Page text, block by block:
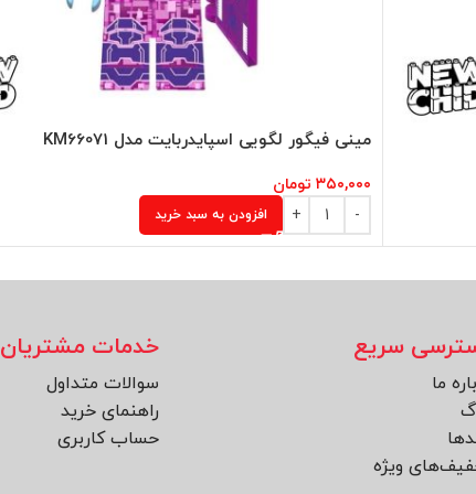
مینی فیگور لگویی اسپایدربایت مدل KM66071
۳۵۰,۰۰۰ تومان
افزودن به سبد خرید
سریع
ما
ویژه
خدمات مشتریان
سوالات متداول
راهنمای خرید
حساب کاربری